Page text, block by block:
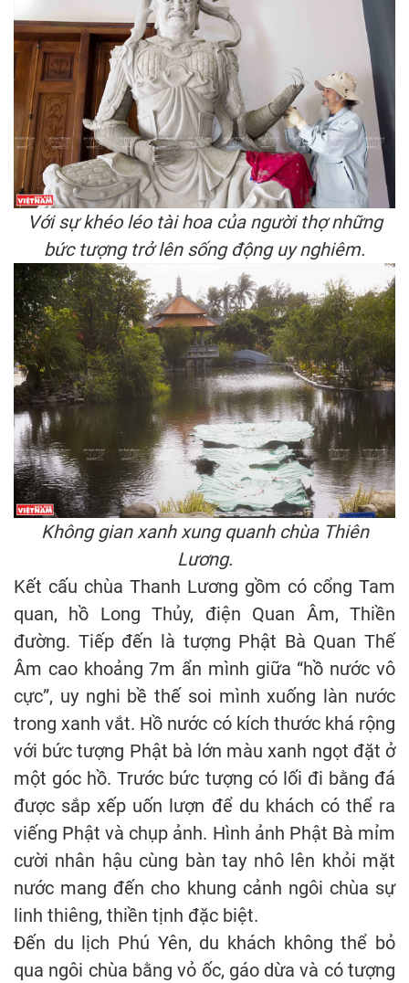
Với sự khéo léo tài hoa của người thợ những
bức tượng trở lên sống động uy nghiêm.
Không gian xanh xung quanh chùa Thiên
Lương.
Kết cấu chùa Thanh Lương gồm có cổng Tam
quan, hồ Long Thủy, điện Quan Âm, Thiền
đường. Tiếp đến là tượng Phật Bà Quan Thế
Âm cao khoảng 7m ẩn mình giữa “hồ nước vô
cực”, uy nghi bề thế soi mình xuống làn nước
trong xanh vắt. Hồ nước có kích thước khá rộng
với bức tượng Phật bà lớn màu xanh ngọt đặt ở
một góc hồ. Trước bức tượng có lối đi bằng đá
được sắp xếp uốn lượn để du khách có thể ra
viếng Phật và chụp ảnh. Hình ảnh Phật Bà mỉm
cười nhân hậu cùng bàn tay nhô lên khỏi mặt
nước mang đến cho khung cảnh ngôi chùa sự
linh thiêng, thiền tịnh đặc biệt.
Đến du lịch Phú Yên, du khách không thể bỏ
qua ngôi chùa bằng vỏ ốc, gáo dừa và có tượng